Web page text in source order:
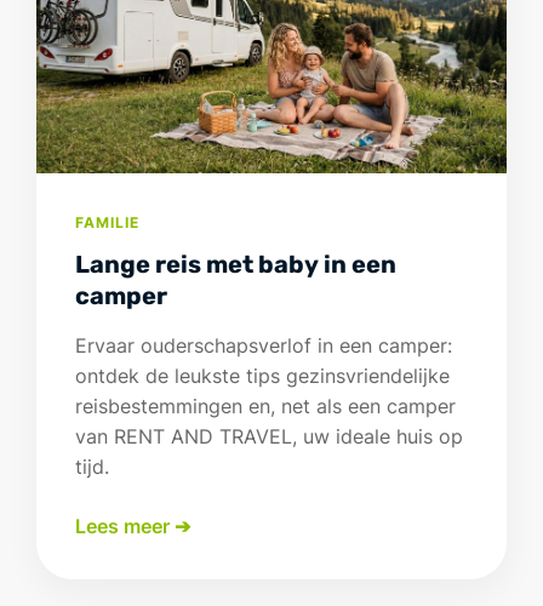
FAMILIE
Lange reis met baby in een
camper
Ervaar ouderschapsverlof in een camper:
ontdek de leukste tips gezinsvriendelijke
reisbestemmingen en, net als een camper
van RENT AND TRAVEL, uw ideale huis op
tijd.
Lees meer ➔